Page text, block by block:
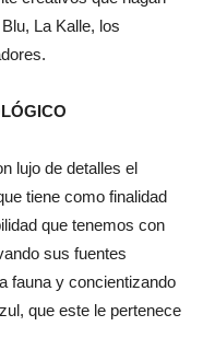
La Kalle, los
lujo de detalles el
tiene como finalidad
que tenemos con
sus fuentes
fauna y concientizando
que este le pertenece